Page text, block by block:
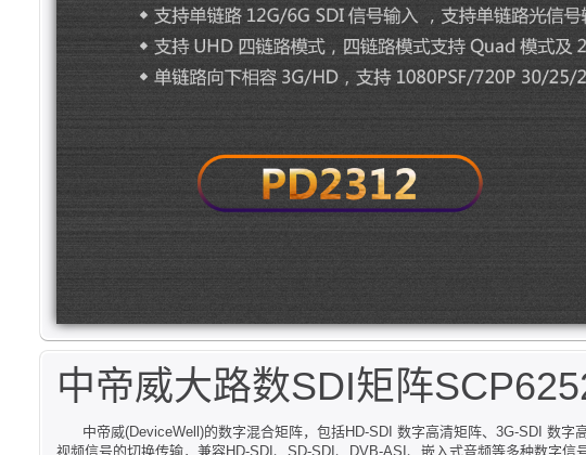
中帝威大路数SDI矩阵
中帝威(DeviceWell)的数字混合矩阵，包括HD-SDI 数字高清矩阵、3G-SDI 数字
视频信号的切换传输，兼容HD-SDI、SD-SDI、DVB-ASI、嵌入式音频等多种数字